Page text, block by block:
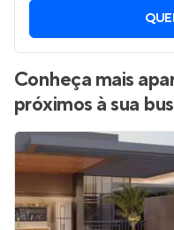
Conheça mais
próximos à sua